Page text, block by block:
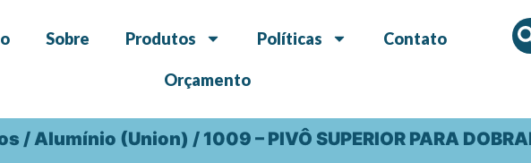
Sobre Produtos Políticas Contato
Orçamento
/Alumínio (Union) / 1009 – PIVÔ SUPERIOR PARA